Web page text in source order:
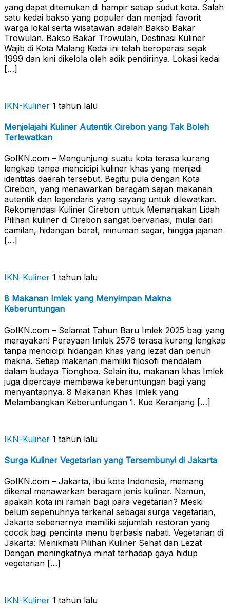
yang dapat ditemukan di hampir setiap sudut kota. Salah
satu kedai bakso yang populer dan menjadi favorit
warga lokal serta wisatawan adalah Bakso Bakar
Trowulan. Bakso Bakar Trowulan, Destinasi Kuliner
Wajib di Kota Malang Kedai ini telah beroperasi sejak
1999 dan kini dikelola oleh adik pendirinya. Lokasi kedai
[…]
IKN-Kuliner 1 tahun lalu
Menjelajahi Kuliner Autentik Cirebon yang Tak Boleh
Terlewatkan
GoIKN.com – Mengunjungi suatu kota terasa kurang
lengkap tanpa mencicipi kuliner khas yang menjadi
identitas daerah tersebut. Begitu pula dengan Kota
Cirebon, yang menawarkan beragam sajian makanan
autentik dan legendaris yang sayang untuk dilewatkan.
Rekomendasi Kuliner Cirebon untuk Memanjakan Lidah
Pilihan kuliner di Cirebon sangat bervariasi, mulai dari
camilan, hidangan berat, minuman segar, hingga jajanan
[…]
IKN-Kuliner 1 tahun lalu
8 Makanan Imlek yang Menyimpan Makna
Keberuntungan
GoIKN.com – Selamat Tahun Baru Imlek 2025 bagi yang
merayakan! Perayaan Imlek 2576 terasa kurang lengkap
tanpa mencicipi hidangan khas yang lezat dan penuh
makna. Setiap makanan memiliki filosofi mendalam
dalam budaya Tionghoa. Selain itu, makanan khas Imlek
juga dipercaya membawa keberuntungan bagi yang
menyantapnya. 8 Makanan Khas Imlek yang
Melambangkan Keberuntungan 1. Kue Keranjang […]
IKN-Kuliner 1 tahun lalu
Surga Kuliner Vegetarian yang Tersembunyi di Jakarta
GoIKN.com – Jakarta, ibu kota Indonesia, memang
dikenal menawarkan beragam jenis kuliner. Namun,
apakah kota ini ramah bagi para vegetarian? Meski
belum sepenuhnya terkenal sebagai surga vegetarian,
Jakarta sebenarnya memiliki sejumlah restoran yang
cocok bagi pencinta menu berbasis nabati. Vegetarian di
Jakarta: Menikmati Pilihan Kuliner Sehat dan Lezat
Dengan meningkatnya minat terhadap gaya hidup
vegetarian […]
IKN-Kuliner 1 tahun lalu